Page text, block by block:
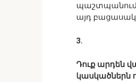
պաշտպանում
այդ
3.
Դուք արդեն
կասկածներն